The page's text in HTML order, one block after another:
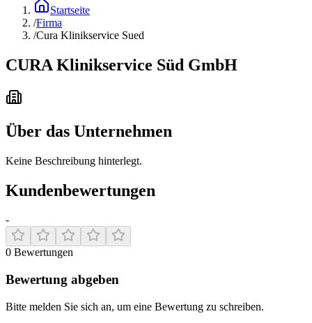
Startseite
/Firma
/Cura Klinikservice Sued
CURA Klinikservice Süd GmbH
Über das Unternehmen
Keine Beschreibung hinterlegt.
Kundenbewertungen
-
0 Bewertungen
Bewertung abgeben
Bitte melden Sie sich an, um eine Bewertung zu schreiben.